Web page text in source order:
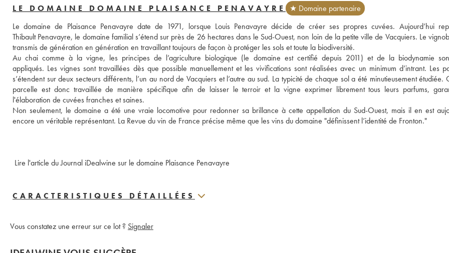
LE DOMAINE DOMAINE PLAISANCE PENAVAYRE
★ Domaine partenaire
Le domaine de Plaisance Penavayre date de 1971, lorsque Louis Penavayre décide de créer ses propres cuvées. Aujourd’hui
Thibault Penavayre, le domaine familial s’étend sur près de 26 hectares dans le Sud-Ouest, non loin de la petite ville de Vacquiers. Le
transmis de génération en génération en travaillant toujours de façon à protéger les sols et toute la biodiversité.
Au chai comme à la vigne, les principes de l’agriculture biologique (le domaine est certifié depuis 2011) et de la biodynamie
appliqués. Les vignes sont travaillées dès que possible manuellement et les vivifications sont réalisées avec un minimum d’intrant. Les
s’étendent sur deux secteurs différents, l’un au nord de Vacquiers et l’autre au sud. La typicité de chaque sol a été minutieusement étudiée.
parcelle est donc travaillée de manière spécifique afin de laisser le terroir et la vigne exprimer librement tous leurs parfums,
l'élaboration de cuvées franches et saines.
Non seulement, le domaine a été une vraie locomotive pour redonner sa brillance à cette appellation du Sud-Ouest, mais il en est
encore un véritable représentant. La Revue du vin de France précise même que les vins du domaine "définissent l’identité de Fronton."
Lire l'article du Journal iDealwine sur le domaine Plaisance Penavayre
CARACTERISTIQUES DÉTAILLÉES
Vous constatez une erreur sur ce lot ? Signaler